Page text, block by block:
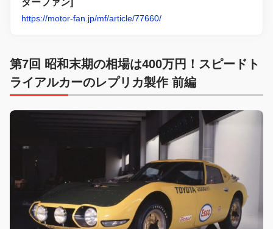
ターファン]
https://motor-fan.jp/mf/article/77660/
第7回 昭和末期の相場は400万円！スピードト
ライアルカーのレプリカ製作 前編